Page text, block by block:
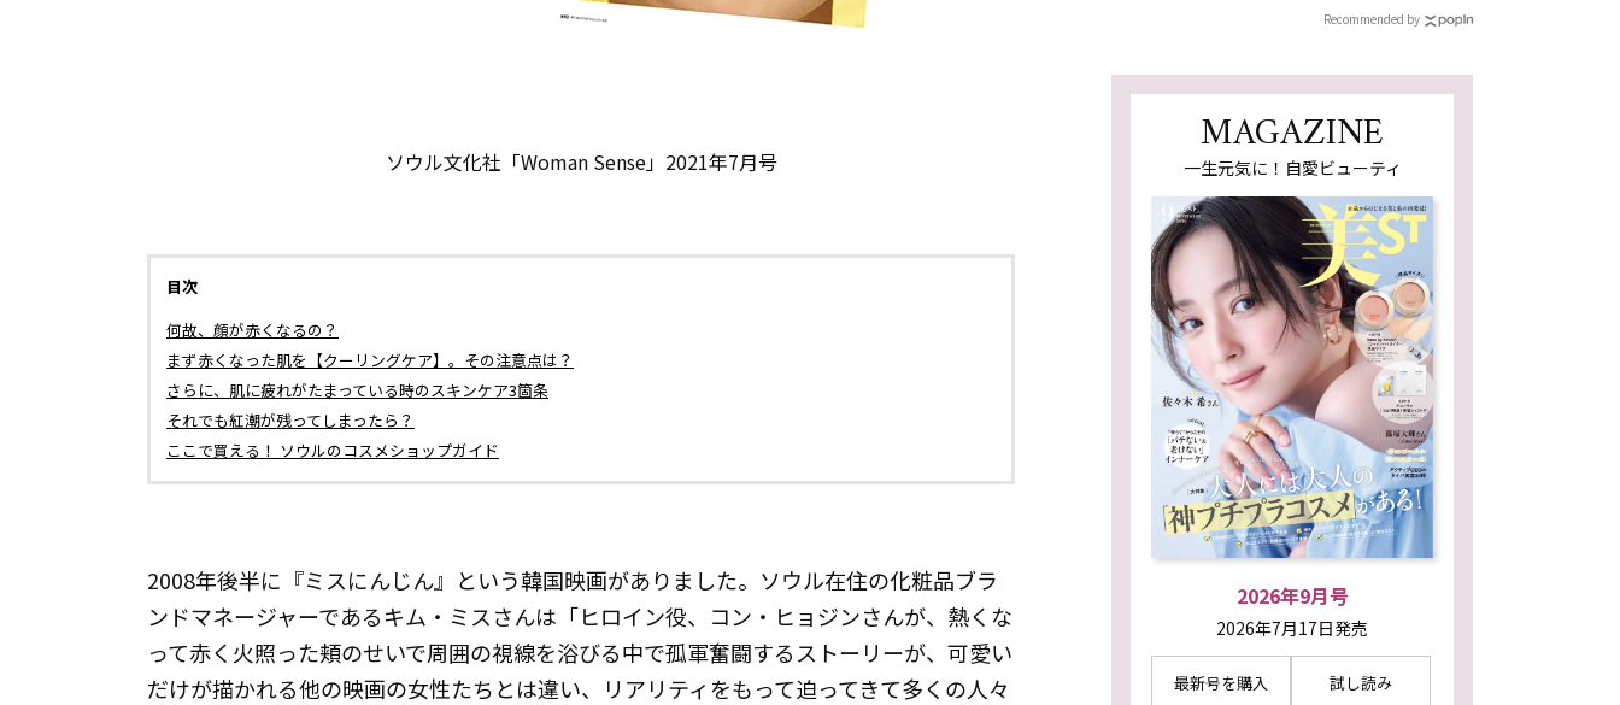
ソウル文化社「Woman Sense」2021年7月号
目次
何故、顔が赤くなるの？
まず赤くなった肌を【クーリングケア】。その注意点は？
さらに、肌に疲れがたまっている時のスキンケア3箇条
それでも紅潮が残ってしまったら？
ここで買える！ ソウルのコスメショップガイド
2008年後半に『ミスにんじん』という韓国映画がありました。ソウル在住の化粧品ブラ
ンドマネージャーであるキム・ミスさんは「ヒロイン役、コン・ヒョジンさんが、熱くな
って赤く火照った頬のせいで周囲の視線を浴びる中で孤軍奮闘するストーリーが、可愛い
だけが描かれる他の映画の女性たちとは違い、リアリティをもって迫ってきて多くの人々
Recommended by
MAGAZINE
一生元気に！自愛ビューティ
2026年9月号
2026年7月17日発売
最新号を購入 試し読み